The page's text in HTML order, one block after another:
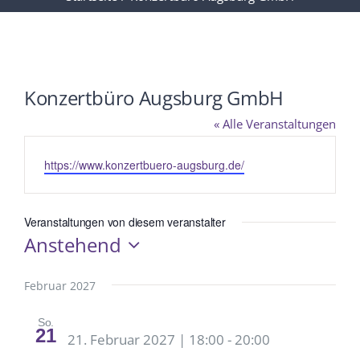
Konzertbüro Augsburg GmbH
« Alle Veranstaltungen
Webseite
https://www.konzertbuero-augsburg.de/
Veranstaltungen von diesem veranstalter
Anstehend
wählen.
Februar 2027
So.
21 21. Februar 2027 | 18:00 - 20:00